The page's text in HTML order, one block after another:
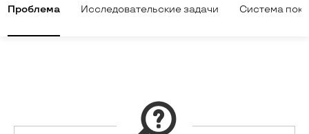
Проблема Исследовательские задачи Система